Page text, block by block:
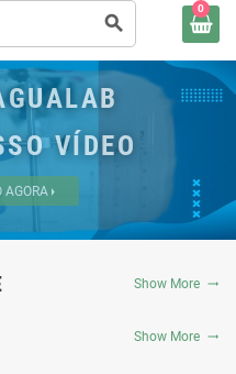
search
0
Show More
Show More